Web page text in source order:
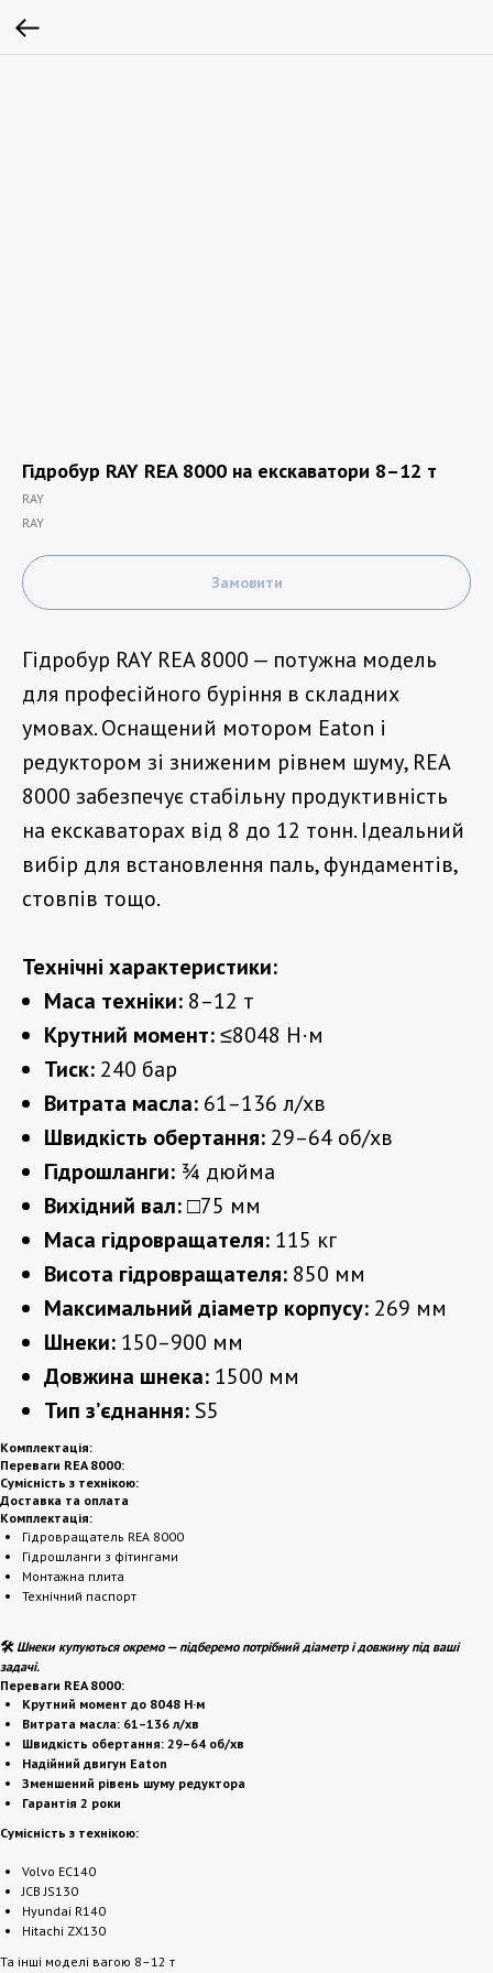
Гідробур RAY REA 8000 на екскаватори 8–12 т
RAY
RAY
Замовити
Гідробур RAY REA 8000 — потужна модель
для професійного буріння в складних
умовах. Оснащений мотором Eaton і
редуктором зі зниженим рівнем шуму, REA
8000 забезпечує стабільну продуктивність
на екскаваторах від 8 до 12 тонн. Ідеальний
вибір для встановлення паль, фундаментів,
стовпів тощо.
Технічні характеристики:
Маса техніки: 8–12 т
Крутний момент:≤8048 Н·м
Тиск: 240 бар
Витрата масла: 61–136 л/хв
Швидкість обертання: 29–64 об/хв
Гідрошланги: ¾ дюйма
Вихідний вал:□75 мм
Маса гідровращателя: 115 кг
Висота гідровращателя: 850 мм
Максимальний діаметр корпусу: 269 мм
Шнеки: 150–900 мм
Довжина шнека: 1500 мм
Тип з’єднання:S5
Комплектація:
Переваги REA 8000:
Сумісність з технікою:
Доставка та оплата
Комплектація:
Гідровращатель REA 8000
Гідрошланги з фітингами
Монтажна плита
Технічний паспорт
🛠️Шнеки купуються окремо — підберемо потрібний діаметр і довжину під ваші
задачі.
Переваги REA 8000:
Крутний момент до 8048 Н·м
Витрата масла: 61–136 л/хв
Швидкість обертання: 29–64 об/хв
Надійний двигун Eaton
Зменшений рівень шуму редуктора
Гарантія 2 роки
Сумісність з технікою:
Volvo EC140
JCB JS130
Hyundai R140
Hitachi ZX130
Та інші моделі вагою 8–12 т